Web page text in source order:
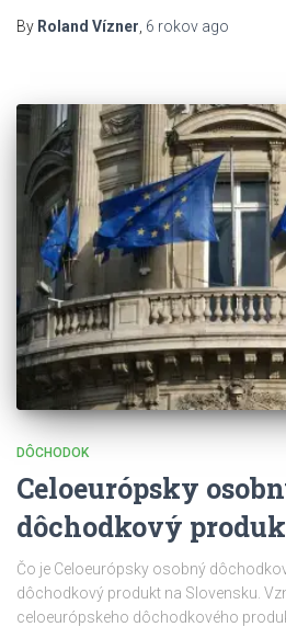
By Roland Vízner, 6 rokov ago
DÔCHODOK
Celoeurópsky
dôchodkový
Čo je Celoeurópsky osobný
dôchodkový produkt na Slovensku.
celoeurópskeho dôchodkového